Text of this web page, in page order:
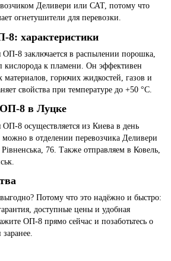
Деливери или САТ, потому что
огнетушители для перевозки.
характеристики
ОП-8 заключается в распылении порошка,
кислорода к пламени. Он эффективен
материалов, горючих жидкостей, газов и
свойства при температуре до +50 °C.
ОП-8 в Луцке
8 осуществляется из Киева в день
можно в отделении перевозчика Деливери
76. Также отправляем в Ковель,
Потому что это надёжно и быстро:
доступные цены и удобная
ОП-8 прямо сейчас и позаботьтесь о